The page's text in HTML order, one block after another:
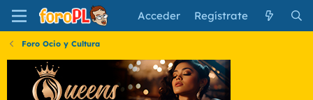
Acceder Regístrate
Foro Ocio y Cultura